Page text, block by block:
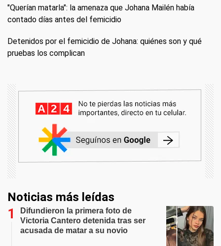
"Querían matarla": la amenaza que Johana Mailén había
contado días antes del femicidio
Detenidos por el femicidio de Johana: quiénes son y qué
pruebas los complican
Noticias más leídas
Difundieron la primera foto de
Victoria Cantero detenida tras ser
acusada de matar a su novio